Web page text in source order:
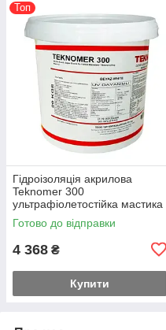
Топ
Гідроізоляція акрилова
Teknomer 300
ультрафіолетостійка мастика
для терас, балконів, покрівлі,
басейнів, резервуарів, 20 кг
Готово до відправки
4 368 ₴
Купити